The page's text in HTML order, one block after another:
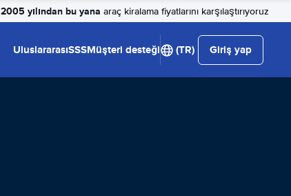
2005 yılından bu yana araç kiralama fiyatlarını karşılaştırıyoruz
UluslararasıSSSMüşteri desteği (TR) Giriş yap